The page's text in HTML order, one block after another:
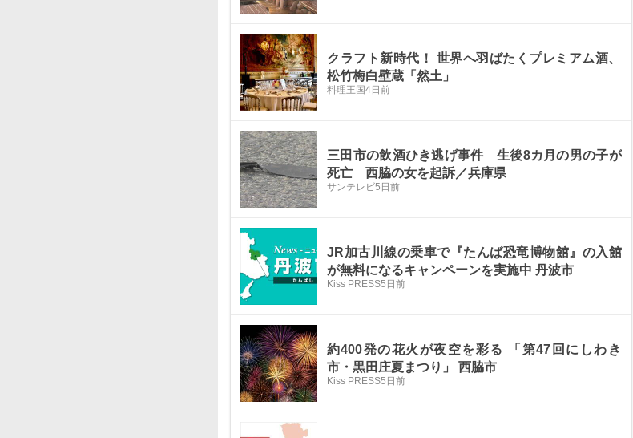
クラフト新時代！ 世界へ羽ばたくプレミアム酒、
松竹梅白壁蔵「然土」
料理王国4日前
三田市の飲酒ひき逃げ事件 生後8カ月の男の子が
死亡 西脇の女を起訴／兵庫県
サンテレビ5日前
JR加古川線の乗車で『たんば恐竜博物館』の入館
が無料になるキャンペーンを実施中 丹波市
Kiss PRESS5日前
約400発の花火が夜空を彩る 「第47回にしわき
市・黒田庄夏まつり」 西脇市
Kiss PRESS5日前